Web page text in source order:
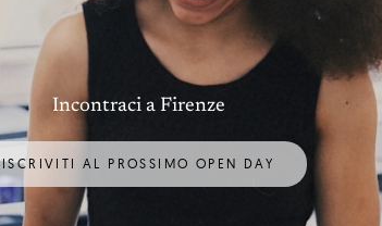
Incontraci a Firenze
ISCRIVITI AL PROSSIMO OPEN DAY